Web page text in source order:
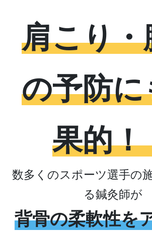
肩こり
の予防
果的！
数多くのスポーツ選手の
る鍼灸師が
背骨の柔軟性を